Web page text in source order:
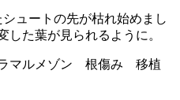
ュートの先が枯れ始めまし
した葉が見られるように。